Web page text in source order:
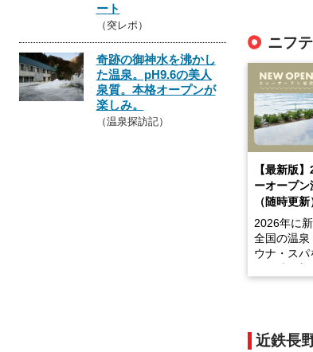
ニフ
【最新版
ーオープ
（随時更新
2026年に
全国の温泉
ウナ・スパ
います。
近鉄長
ート
（突レポ）
奇跡の御神水を沸かし
た温泉。pH9.6の美人
泉質。本格オープンが
楽しみ。
（温泉探訪記）